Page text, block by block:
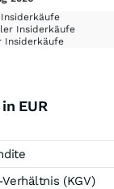
Insiderkäufe
Insiderkäufe
EUR
(KGV)